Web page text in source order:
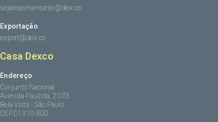
sejarepresentante@dex.co
Exportação
export@dex.co
Casa Dexco
Endereço
Conjunto Nacional
Avenida Paulista, 2073
Bela Vista - São Paulo
CEP:01310-300